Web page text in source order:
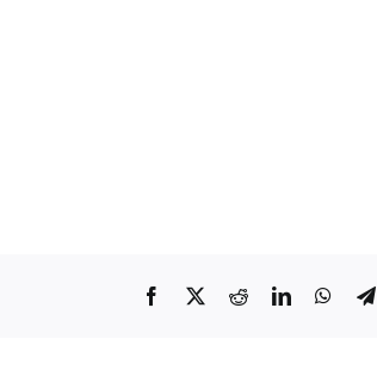
Facebook
X RedditLinkedIn